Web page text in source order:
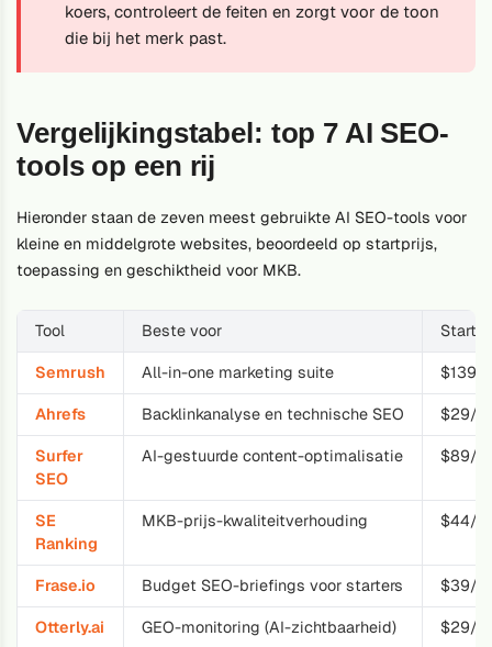
koers, controleert de feiten en zorgt voor de toon
die bij het merk past.
Vergelijkingstabel: top 7 AI SEO-
tools op een rij
Hieronder staan de zeven meest gebruikte AI SEO-tools voor
kleine en middelgrote websites, beoordeeld op startprijs,
toepassing en geschiktheid voor MKB.
Tool Beste voor
Semrush All-in-one marketing suite
Ahrefs Backlinkanalyse en technische SEO $29/
Surfer
SEO
AI-gestuurde content-optimalisatie $89/
SE
Ranking
MKB-prijs-kwaliteitverhouding $44/
Frase.io Budget SEO-briefings voor starters $39/
Otterly.ai GEO-monitoring (AI-zichtbaarheid) $29/